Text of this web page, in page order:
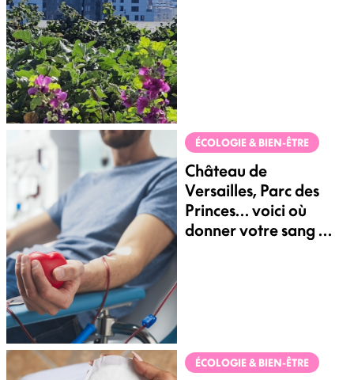
ÉCOLOGIE & BIEN-ÊTRE
Château de
Versailles, Parc des
Princes… voici où
donner votre sang en
ÉCOLOGIE & BIEN-ÊTRE